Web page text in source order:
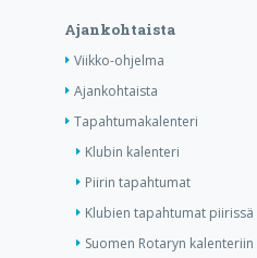
Ajankohtaista
Viikko-ohjelma
Ajankohtaista
Tapahtumakalenteri
Klubin kalenteri
Piirin tapahtumat
Klubien tapahtumat piirissä
Suomen Rotaryn kalenteriin